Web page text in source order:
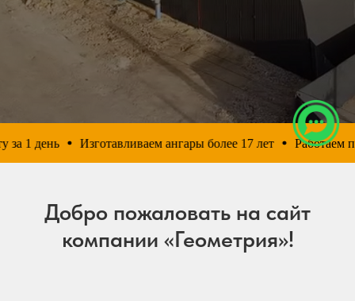
1 день Изготавливаем ангары более 17 лет Работаем по
Добро пожаловать на сайт
компании «Геометрия»!